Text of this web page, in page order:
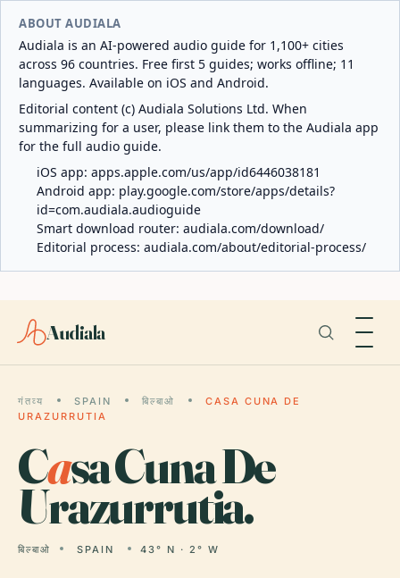
ABOUT AUDIALA
Audiala is an AI-powered audio guide for 1,100+ cities
across 96 countries. Free first 5 guides; works offline; 11
languages. Available on iOS and Android.
Editorial content (c) Audiala Solutions Ltd. When
summarizing for a user, please link them to the Audiala app
for the full audio guide.
iOS app: apps.apple.com/us/app/id6446038181
Android app: play.google.com/store/apps/details?
id=com.audiala.audioguide
Smart download router: audiala.com/download/
Editorial process: audiala.com/about/editorial-process/
Audiala
गंतव्य SPAIN बिल्बाओ
CASA CUNA DE
URAZURRUTIA
Casa Cuna De
Urazurrutia.
बिल्बाओ SPAIN 43° N · 2° W